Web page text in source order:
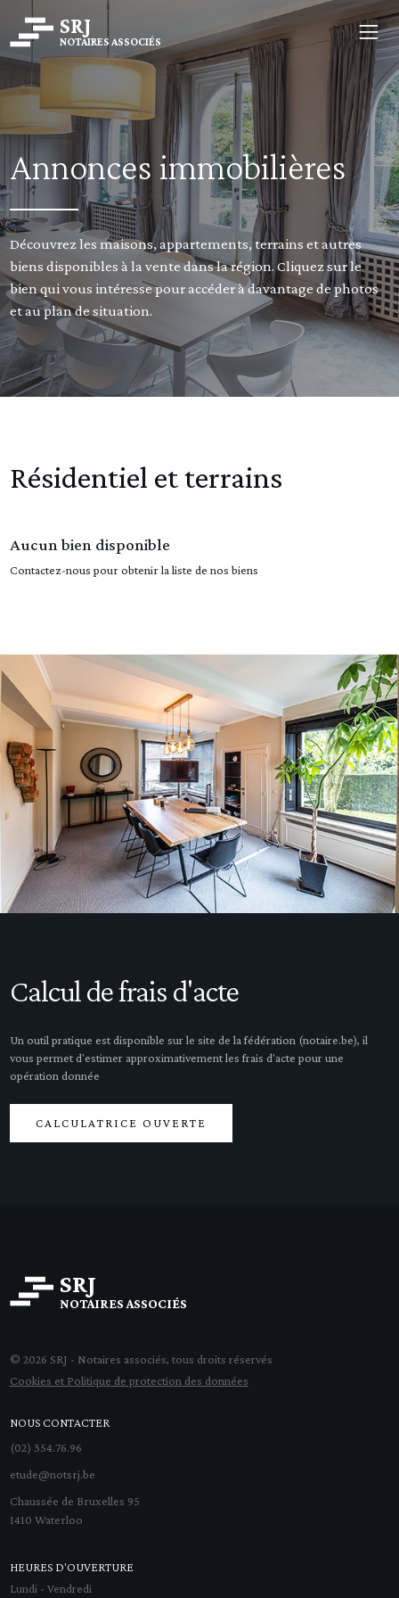
SRJ
NOTAIRES ASSOCIÉS
Annonces immobilières
Découvrez les maisons, appartements, terrains et autres
biens disponibles à la vente dans la région. Cliquez sur le
bien qui vous intéresse pour accéder à davantage de photos
et au plan de situation.
Résidentiel et terrains
Aucun bien disponible
Contactez-nous pour obtenir la liste de nos biens
Calcul de frais d'acte
Un outil pratique est disponible sur le site de la fédération (notaire.be), il
vous permet d'estimer approximativement les frais d'acte pour une
opération donnée
CALCULATRICE OUVERTE
SRJ
NOTAIRES ASSOCIÉS
© 2026 SRJ - Notaires associés, tous droits réservés
Cookies et Politique de protection des données
NOUS CONTACTER
(02) 354.76.96
etude@notsrj.be
Chaussée de Bruxelles 95
1410 Waterloo
HEURES D'OUVERTURE
Lundi - Vendredi